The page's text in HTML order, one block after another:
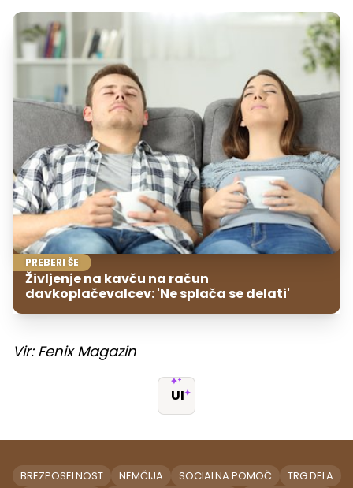
PREBERI ŠE
Življenje na kavču na račun
davkoplačevalcev: 'Ne splača se delati'
Vir: Fenix Magazin
UI
BREZPOSELNOST NEMČIJA SOCIALNA POMOČ
TRG DELA